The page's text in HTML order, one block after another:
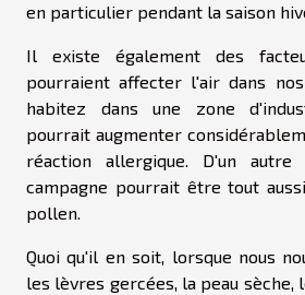
en particulier pendant la saison
Il existe également des
pourraient affecter l'air dans
habitez dans une zone
pourrait augmenter
réaction allergique. D'un
campagne pourrait être tout
pollen.
Quoi qu'il en soit, lorsque nous
les lèvres gercées, la peau sèche,